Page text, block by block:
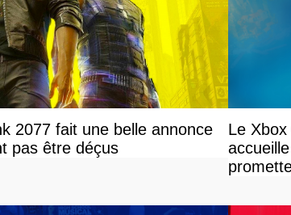
2077 fait une belle annonce
pas être déçus
Le